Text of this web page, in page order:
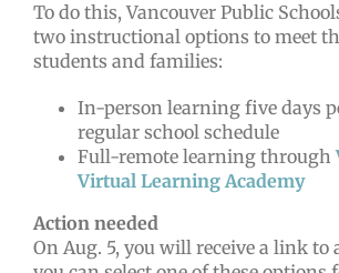
To do this, Vancouver Public
two instructional options to meet
students and families:
In-person learning five days
regular school schedule
Full-remote learning through
Virtual Learning Academy
Action needed
On Aug. 5, you will receive a link to